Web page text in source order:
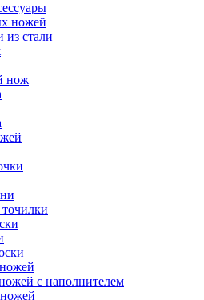
ножей
стали
нож
с наполнителем